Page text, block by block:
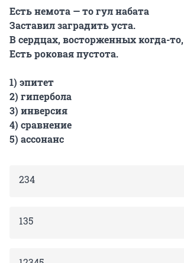
Есть немота — то гул набата
Заставил заградить уста.
В сердцах, восторженных когда-то,
Есть роковая пустота.
1) эпитет
2) гипербола
3) инверсия
4) сравнение
5) ассонанс
234
135